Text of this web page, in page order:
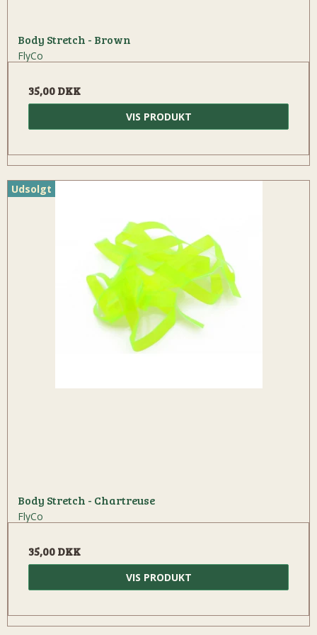
Body Stretch - Brown
FlyCo
35,00 DKK
VIS PRODUKT
Udsolgt
Body Stretch - Chartreuse
FlyCo
35,00 DKK
VIS PRODUKT